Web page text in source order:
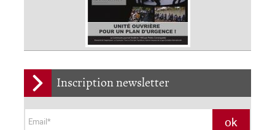
Inscription newsletter